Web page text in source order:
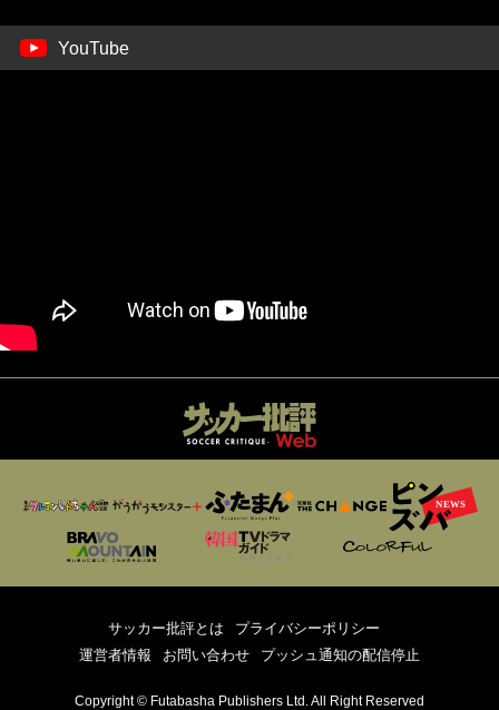
YouTube
サッカー批評とは
プライバシーポリシー
運営者情報
お問い合わせ プッシュ通知の配信停止
Copyright © Futabasha Publishers Ltd. All Right Reserved